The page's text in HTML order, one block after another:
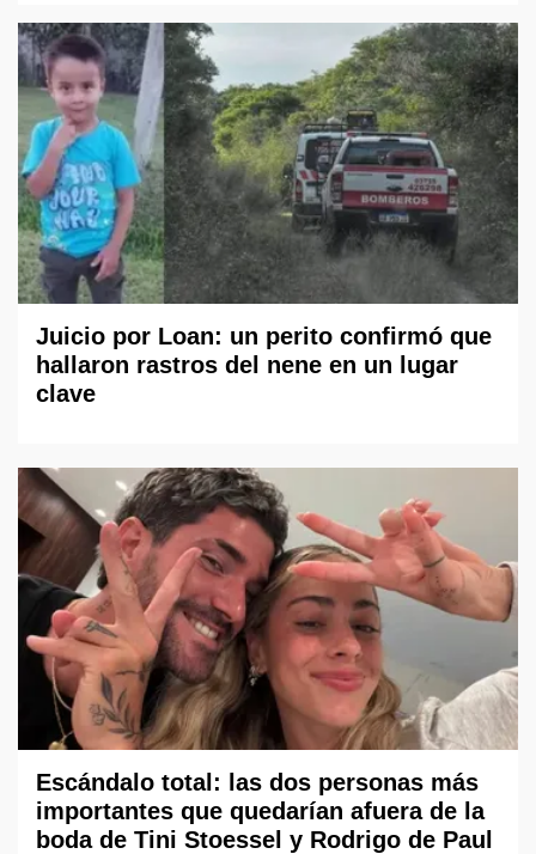
Juicio por Loan: un perito confirmó que
hallaron rastros del nene en un lugar
clave
Escándalo total: las dos personas más
importantes que quedarían afuera de la
boda de Tini Stoessel y Rodrigo de Paul